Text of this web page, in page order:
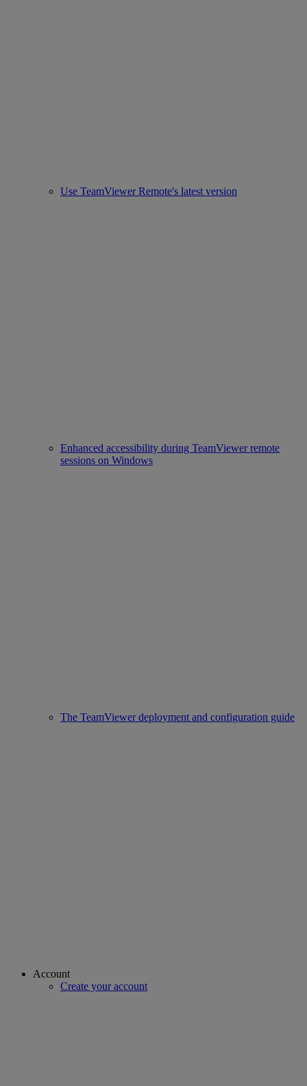
Use TeamViewer Remote's latest version
Enhanced accessibility during TeamViewer remote
sessions on Windows
The TeamViewer deployment and configuration guide
Account
Create your account